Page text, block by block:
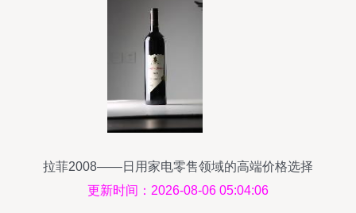
拉菲2008——日用家电零售领域的高端价格选择
更新时间：2026-08-06 05:04:06